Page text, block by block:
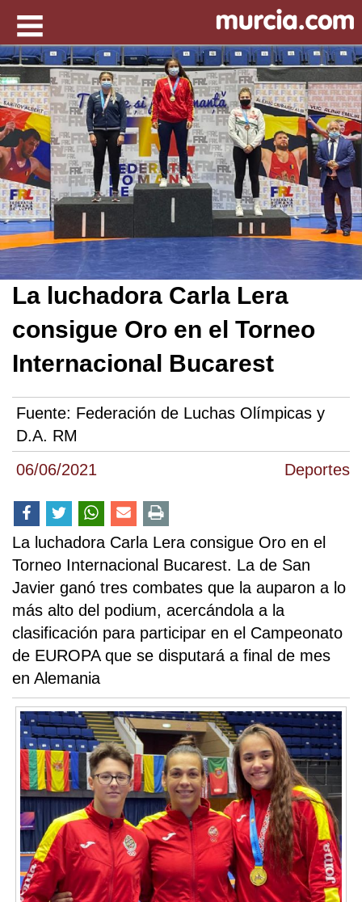
06/06/2021 Deportes
La luchadora Carla Lera
consigue Oro en el Torneo
Internacional Bucarest
Fuente: Federación de Luchas Olímpicas y
D.A. RM
La luchadora Carla Lera consigue Oro en el
Torneo Internacional Bucarest. La de San
Javier ganó tres combates que la auparon a lo
más alto del podium, acercándola a la
clasificación para participar en el Campeonato
de EUROPA que se disputará a final de mes
en Alemania